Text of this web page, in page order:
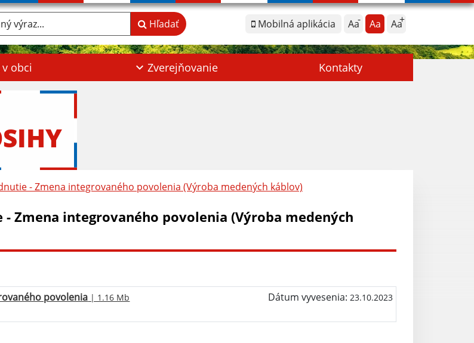
Mobilná aplikácia Aa Aa Aa
Hľadať
obci Zverejňovanie Kontakty
- Zmena integrovaného povolenia (Výroba medených káblov)
- Zmena integrovaného povolenia (Výroba medených
povolenia | 1.16 Mb Dátum vyvesenia: 23.10.2023